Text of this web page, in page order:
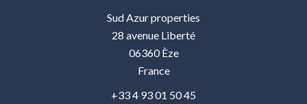
Sud Azur properties
28 avenue Liberté
06360Èze
France
+33 4 93 01 50 45